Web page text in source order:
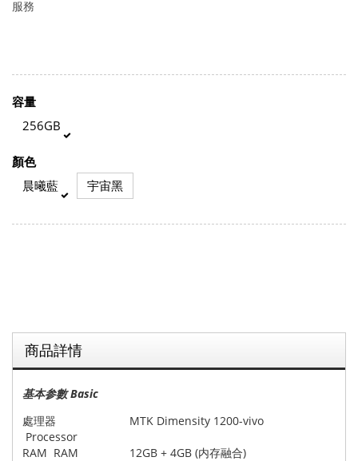
服務
容量
256GB
顏色
晨曦藍
宇宙黑
商品詳情
基本参數 Basic
處理器
Processor
MTK Dimensity 1200-vivo
RAM RAM
12GB + 4GB (内存融合)